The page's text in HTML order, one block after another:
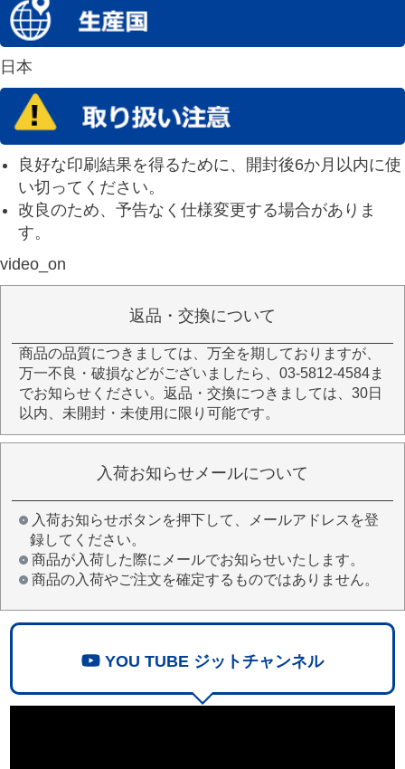
日本
良好な印刷結果を得るために、開封後6か月以内に使
い切ってください。
改良のため、予告なく仕様変更する場合がありま
す。
video_on
返品・交換について
商品の品質につきましては、万全を期しておりますが、
万一不良・破損などがございましたら、03-5812-4584ま
でお知らせください。返品・交換につきましては、30日
以内、未開封・未使用に限り可能です。
入荷お知らせメールについて
入荷お知らせボタンを押下して、メールアドレスを登
録してください。
商品が入荷した際にメールでお知らせいたします。
商品の入荷やご注文を確定するものではありません。
YOU TUBE ジットチャンネル